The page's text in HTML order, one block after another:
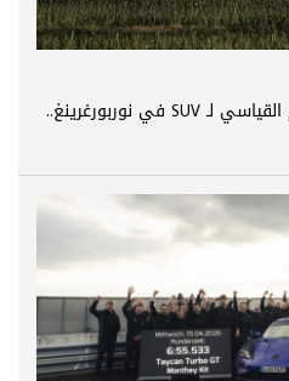
Xiaomi YU7 GT تحطّم الرقم القياسي لـ SUV في نوربورغرينغ..